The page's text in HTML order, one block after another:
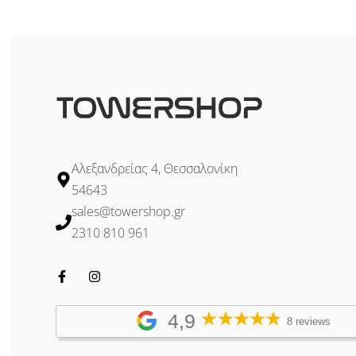
Αλεξανδρείας 4, Θεσσαλονίκη
54643
sales@towershop.gr
2310 810 961
4,9 8 reviews